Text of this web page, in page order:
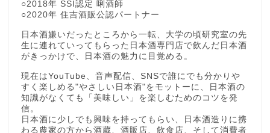
○2018年 SSI認定 唎酒師
○2020年 住吉酒販公認パートナー
日本酒嫌いだったところから一転、大学の頃研究室の先
生に連れていってもらった日本酒専門店で飲んだ日本酒
がきっかけで、日本酒の魅力に目覚める。
現在はYouTube、音声配信、SNSで誰にでも分かりや
すく楽しめる"やさしい日本酒"をモットーに、日本酒の
知識がなくても「美味しい」を楽しむためのコツを発
信。
日本酒に少しでも興味を持ってもらい、日本酒造りに携
わる農家の方から酒蔵、酒販店、飲食店、そして消費者